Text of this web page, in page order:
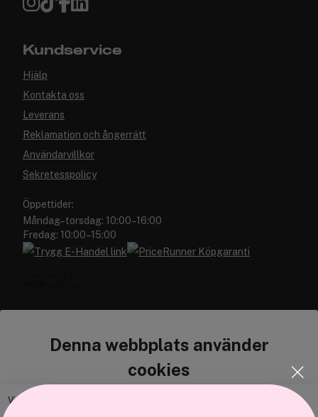
Denna webbplats använder
cookies
Vi använder enhetsidentifierare för att anpassa innehållet och
Kundservice
Hjälp
Kontakta oss
Leverans
Reklamation och ångerrätt
Användarvillkor
Sekretesspolicy
Öppettider:
Måndag–torsdag: 10:00–16:00
Fredag: 10:00–15:00
Om oss